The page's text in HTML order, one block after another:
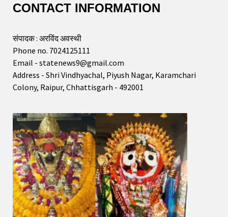
CONTACT INFORMATION
संपादक : अरविंद अवस्थी
Phone no. 7024125111
Email - statenews9@gmail.com
Address - Shri Vindhyachal, Piyush Nagar, Karamchari
Colony, Raipur, Chhattisgarh - 492001